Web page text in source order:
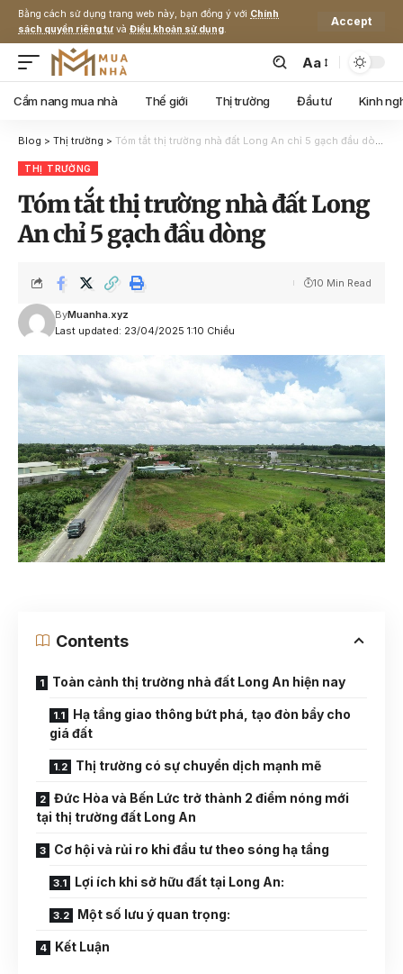
Bằng cách sử dụng trang web này, bạn đồng ý với Chính
sách quyền riêng tư và Điều khoản sử dụng.
Accept
Aa
Cẩm nang mua nhà Thế giới Thị trường Đầu tư Kinh
Blog > Thị trường > Tóm tắt thị trường nhà đất Long An chỉ 5 gạch đầu dòng
THỊ TRƯỜNG
Tóm tắt thị trường nhà đất Long
An chỉ 5 gạch đầu dòng
Last updated: 23/04/2025 1:10 Chiều
ByMuanha.xyz
10 Min Read
Contents
Toàn cảnh thị trường nhà đất Long An hiện nay
Hạ tầng giao thông bứt phá, tạo đòn bẩy cho
giá đất
Thị trường có sự chuyển dịch mạnh mẽ
Đức Hòa và Bến Lức trở thành 2 điểm nóng mới
tại thị trường đất Long An
Cơ hội và rủi ro khi đầu tư theo sóng hạ tầng
Lợi ích khi sở hữu đất tại Long An:
Một số lưu ý quan trọng:
Kết Luận